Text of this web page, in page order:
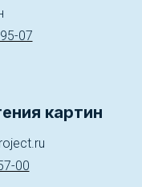
07
картин
00